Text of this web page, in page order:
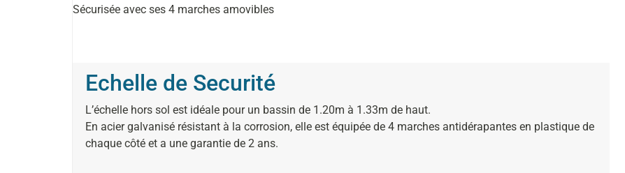
Sécurisée avec ses 4 marches amovibles
Echelle de Securité
L’échelle hors sol est idéale pour un bassin de 1.20m à 1.33m de haut.
En acier galvanisé résistant à la corrosion, elle est équipée de 4 marches antidérapantes en plastique de
chaque côté et a une garantie de 2 ans.